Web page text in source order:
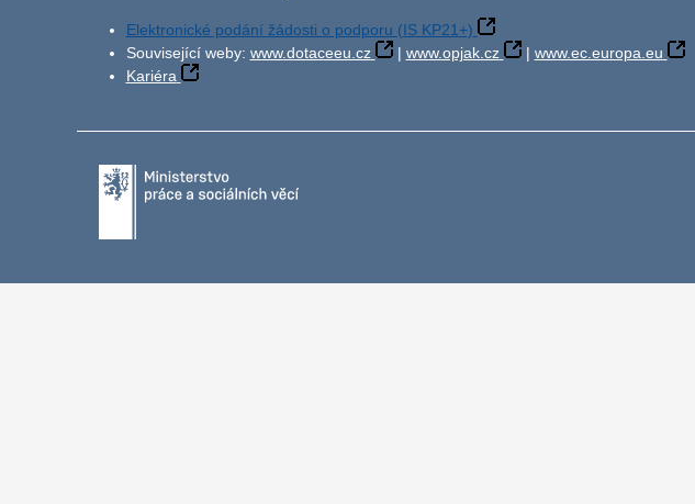
Elektronické podání žádosti o podporu (IS KP21+)
Související weby: www.dotaceeu.cz | www.opjak.cz | www.ec.europa.eu
Kariéra